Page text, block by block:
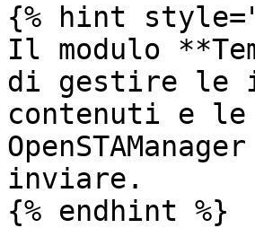
{% hint
Il modulo
di gestire le
contenuti e
inviare.
{% endhint %}